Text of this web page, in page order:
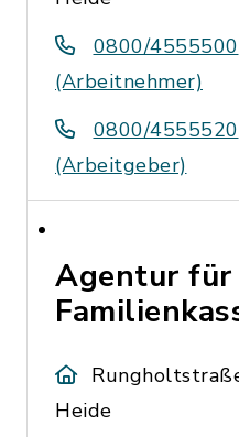
0800/4555500
(Arbeitnehmer)
0800/4555520
(Arbeitgeber)
Agentur
Heide